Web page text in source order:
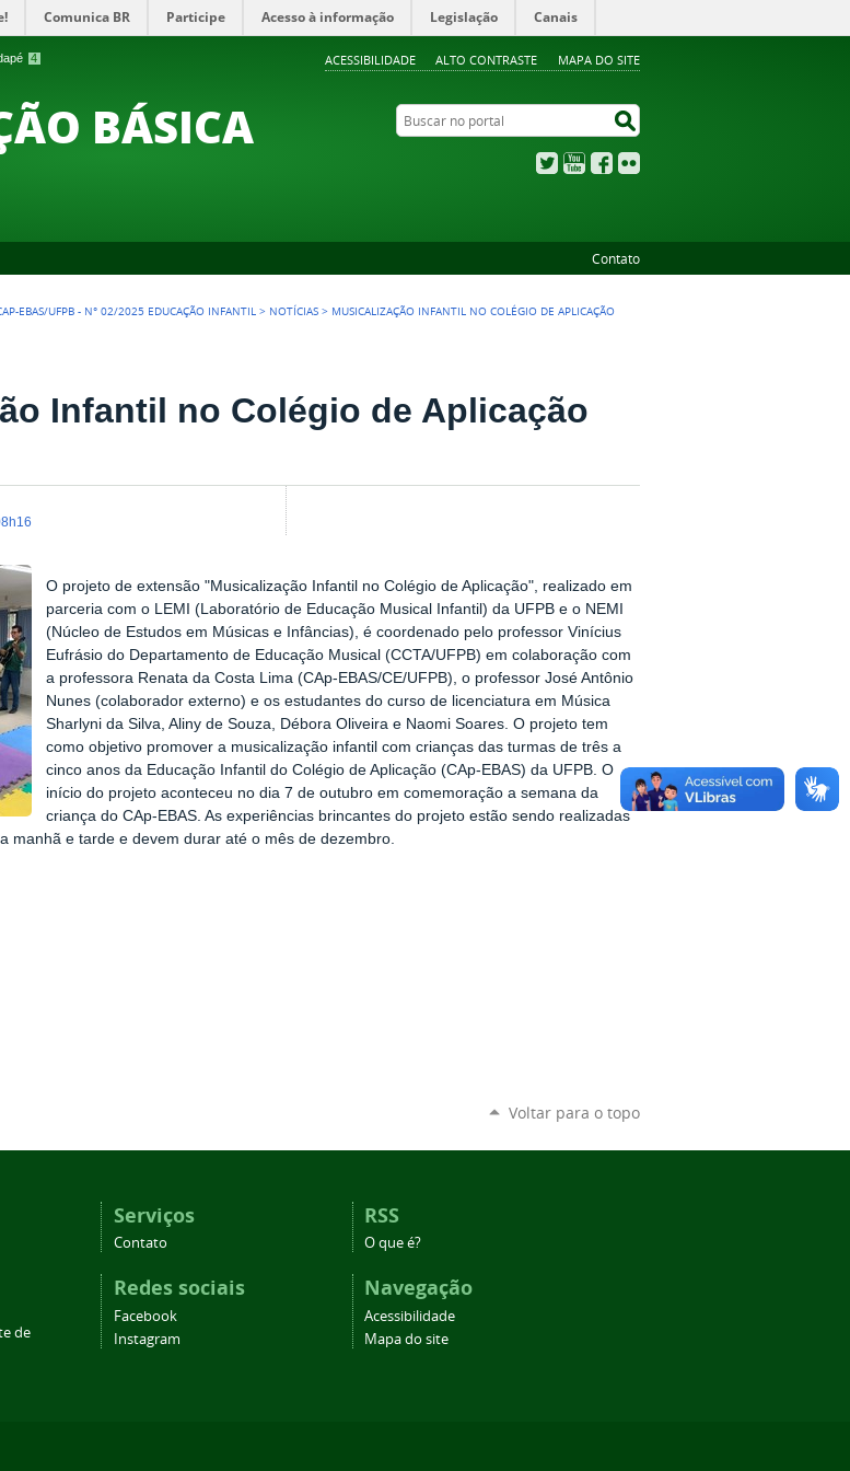
4 ACESSIBILIDADE ALTO CONTRASTE MAPA DO SITE
Comunica BR Participe Acesso à informação Legislação Canais
BÁSICA Buscar no portal
TwitterYouTubeFacebook
Contato
EBAS/UFPB - N° 02/2025 EDUCAÇÃO INFANTIL > NOTÍCIAS > MUSICALIZAÇÃO INFANTIL NO COLÉGIO DE APLICAÇÃO
Infantil no Colégio de Aplicação
O projeto de extensão "Musicalização Infantil no Colégio de Aplicação", realizado em
parceria com o LEMI (Laboratório de Educação Musical Infantil) da UFPB e o NEMI
(Núcleo de Estudos em Músicas e Infâncias), é coordenado pelo professor Vinícius
Eufrásio do Departamento de Educação Musical (CCTA/UFPB) em colaboração com
a professora Renata da Costa Lima (CAp-EBAS/CE/UFPB), o professor José Antônio
Nunes (colaborador externo) e os estudantes do curso de licenciatura em Música
Sharlyni da Silva, Aliny de Souza, Débora Oliveira e Naomi Soares. O projeto tem
como objetivo promover a musicalização infantil com crianças das turmas de três a
cinco anos da Educação Infantil do Colégio de Aplicação (CAp-EBAS) da UFPB. O
início do projeto aconteceu no dia 7 de outubro em comemoração a semana da
criança do CAp-EBAS. As experiências brincantes do projeto estão sendo realizadas
manhã e tarde e devem durar até o mês de dezembro.
Voltar para o topo
de
Serviços
Contato
Redes sociais
Facebook
Instagram
RSS
O que é?
Navegação
Acessibilidade
Mapa do site